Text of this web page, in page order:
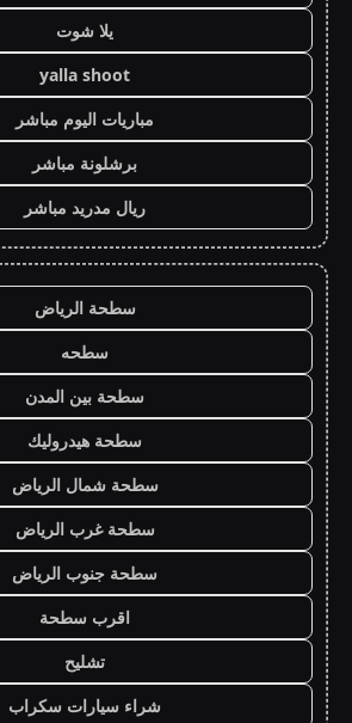
يلا شوت
yalla shoot
مباريات اليوم مباشر
برشلونة مباشر
ريال مدريد مباشر
سطحة الرياض
سطحه
سطحة بين المدن
سطحة هيدروليك
سطحة شمال الرياض
سطحة غرب الرياض
سطحة جنوب الرياض
اقرب سطحة
تشليح
شراء سيارات سكراب